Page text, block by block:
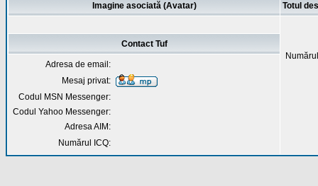
Imagine asociată (Avatar) Totul
Contact Tuf
Adresa de email:
Mesaj privat:
Codul MSN Messenger:
Codul Yahoo Messenger:
Adresa AIM:
Numărul ICQ: